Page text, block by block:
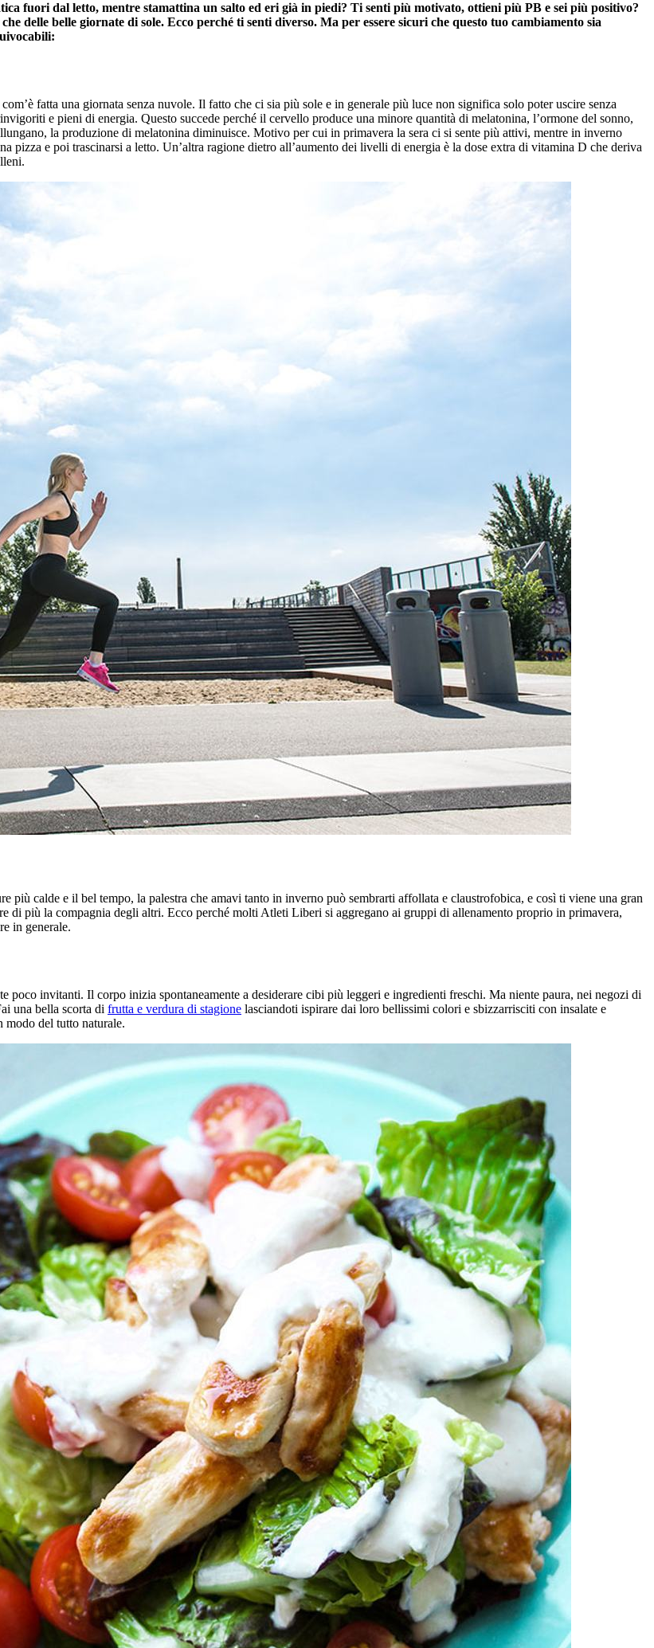
fuori dal letto, mentre stamattina un salto ed eri già in piedi? Ti senti più motivato, ottieni più PB e sei più positivo?
delle belle giornate di sole. Ecco perché ti senti diverso. Ma per essere sicuri che questo tuo cambiamento sia
fatta una giornata senza nuvole. Il fatto che ci sia più sole e in generale più luce non significa solo poter uscire senza
e pieni di energia. Questo succede perché il cervello produce una minore quantità di melatonina, l’ormone del sonno,
la produzione di melatonina diminuisce. Motivo per cui in primavera la sera ci si sente più attivi, mentre in inverno
pizza e poi trascinarsi a letto. Un’altra ragione dietro all’aumento dei livelli di energia è la dose extra di vitamina D che deriva
più calde e il bel tempo, la palestra che amavi tanto in inverno può sembrarti affollata e claustrofobica, e così ti viene una gran
di più la compagnia degli altri. Ecco perché molti Atleti Liberi si aggregano ai gruppi di allenamento proprio in primavera,
in generale.
poco invitanti. Il corpo inizia spontaneamente a desiderare cibi più leggeri e ingredienti freschi. Ma niente paura, nei negozi di
una bella scorta di frutta e verdura di stagione lasciandoti ispirare dai loro bellissimi colori e sbizzarrisciti con insalate e
modo del tutto naturale.